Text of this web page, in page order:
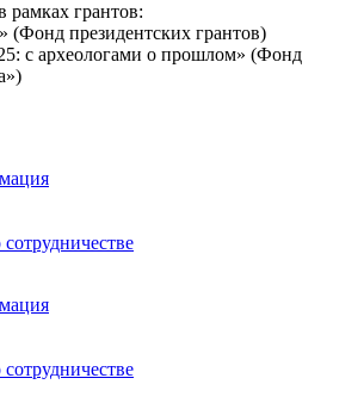
рамках грантов:
(Фонд президентских грантов)
с археологами о прошлом» (Фонд